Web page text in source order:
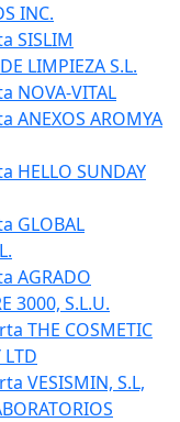
INC.
SISLIM
LIMPIEZA S.L.
NOVA-VITAL
ANEXOS AROMYA
HELLO SUNDAY
GLOBAL
AGRADO
3000, S.L.U.
THE COSMETIC
LTD
VESISMIN, S.L,